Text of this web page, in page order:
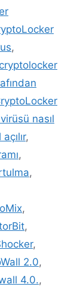
,
cryptolocker
nasıl
,
,
,
,
,
,
2.0,
4.0.,